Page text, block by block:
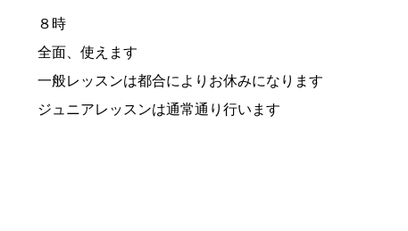
８時
全面、使えます
一般レッスンは都合によりお休みになります
ジュニアレッスンは通常通り行います